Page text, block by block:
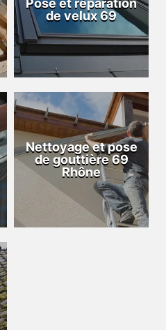
Pose et réparation
de velux 69
Nettoyage et pose
de gouttière 69
Rhône